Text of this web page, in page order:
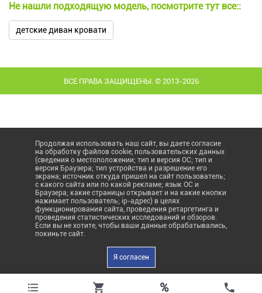
Не нашли подходящую модель, посмотрите тут все::
детские диван кровати
ВСЕ ПРАВА ЗАЩИЩЕНЫ. © 2013-2026
Продолжая использовать наш сайт, вы даете согласие
на обработку файлов cookie, пользовательских данных
(сведения о местоположении; тип и версия ОС; тип и
версия Браузера; тип устройства и разрешение его
экрана; источник откуда пришел на сайт пользователь;
с какого сайта или по какой рекламе; язык ОС и
Браузера; какие страницы открывает и на какие кнопки
нажимает пользователь; ip-адрес) в целях
функционирования сайта, проведения ретаргетинга и
проведения статистических исследований и обзоров.
Если вы не хотите, чтобы ваши данные обрабатывались,
покиньте сайт.
Я согласен
%